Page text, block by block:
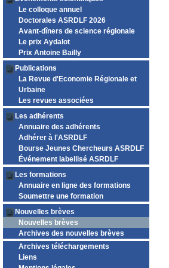
Le colloque annuel
Doctorales ASRDLF 2026
Avant-dîners de science régionale
Le prix Aydalot
Prix Antoine Bailly
Publications
La Revue d'Economie Régionale et
Urbaine
Les revues associées
Les adhérents
Annuaire des adhérents
Adhérer à l'ASRDLF
Bourse Jeunes Chercheurs ASRDLF
Événement labellisé ASRDLF
Les formations
Annuaire en ligne des formations
Soumettre une formation
Nouvelles brèves
Nouvelles brèves
Archives des nouvelles brèves
Archives téléchargements
Liens